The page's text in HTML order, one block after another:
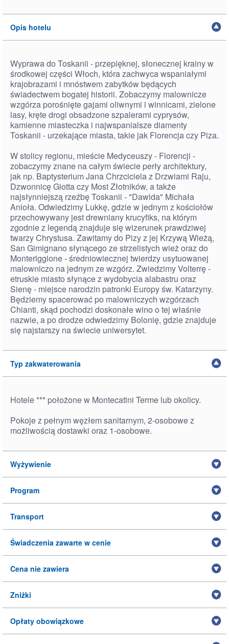
Opis hotelu
Wyprawa do Toskanii - przepięknej, słonecznej krainy w
środkowej części Włoch, która zachwyca wspaniałymi
krajobrazami i mnóstwem zabytków będących
świadectwem bogatej historii. Zobaczymy malownicze
wzgórza porośnięte gajami oliwnymi i winnicami, zielone
lasy, kręte drogi obsadzone szpalerami cyprysów,
kamienne miasteczka i najwspanialsze diamenty
Toskanii - urzekające miasta, takie jak Florencja czy Piza.
W stolicy regionu, mieście Medyceuszy - Florencji -
zobaczymy znane na całym świecie perły architektury,
jak np. Baptysterium Jana Chrzciciela z Drzwiami Raju,
Dzwonnicę Giotta czy Most Złotników, a także
najsłynniejszą rzeźbę Toskanii - "Dawida" Michała
Anioła. Odwiedzimy Lukkę, gdzie w jednym z kościołów
przechowywany jest drewniany krucyfiks, na którym
zgodnie z legendą znajduje się wizerunek prawdziwej
twarzy Chrystusa. Zawitamy do Pizy z jej Krzywą Wieżą,
San Gimignano słynącego ze strzelistych wież oraz do
Monteriggione - średniowiecznej twierdzy usytuowanej
malowniczo na jednym ze wzgórz. Zwiedzimy Volterrę -
etruskie miasto słynące z wydobycia alabastru oraz
Sienę - miejsce narodzin patronki Europy św. Katarzyny.
Będziemy spacerować po malowniczych wzgórzach
Chianti, skąd pochodzi doskonałe wino o tej właśnie
nazwie, a po drodze odwiedzimy Bolonię, gdzie znajduje
się najstarszy na świecie uniwersytet.
Typ zakwaterowania
Hotele *** położone w Montecatini Terme lub okolicy.
Pokoje z pełnym węzłem sanitarnym, 2-osobowe z
możliwością dostawki oraz 1-osobowe.
Wyżywienie
Program
Transport
Świadczenia zawarte w cenie
Cena nie zawiera
Zniżki
Opłaty obowiązkowe